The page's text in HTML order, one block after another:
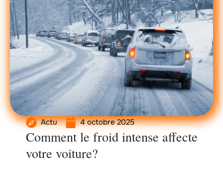
Actu 4 octobre 2025
Comment le froid intense affecte
votre voiture?